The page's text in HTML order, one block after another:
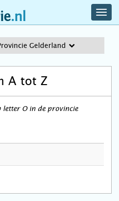
Gelderland
A tot Z
letter O in de provincie